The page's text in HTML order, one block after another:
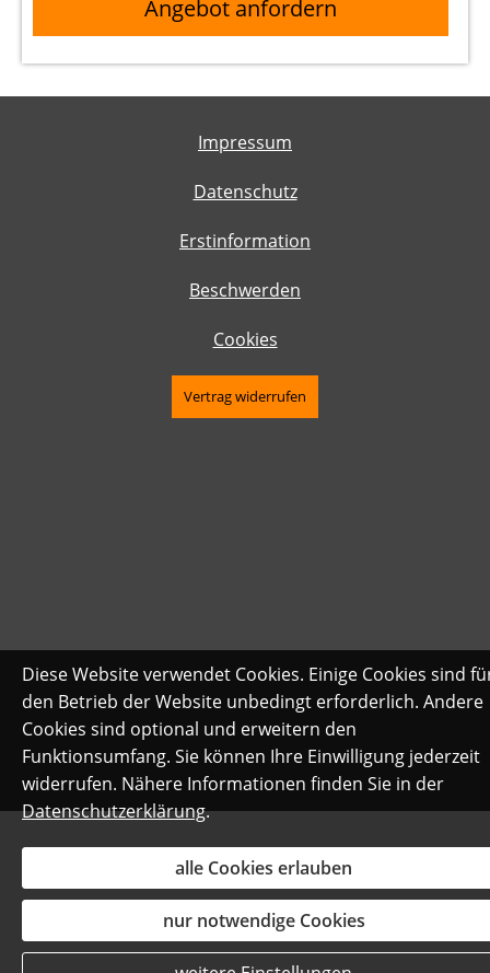
Angebot anfordern
Impressum
Datenschutz
Erstinformation
Beschwerden
Cookies
Vertrag widerrufen
Diese Website verwendet Cookies. Einige Cookies sind
den Betrieb der Website unbedingt erforderlich. Andere
Cookies sind optional und erweitern den
Funktionsumfang. Sie können Ihre Einwilligung jederzeit
widerrufen. Nähere Informationen finden Sie in der
Datenschutzerklärung.
alle Cookies erlauben
nur notwendige Cookies